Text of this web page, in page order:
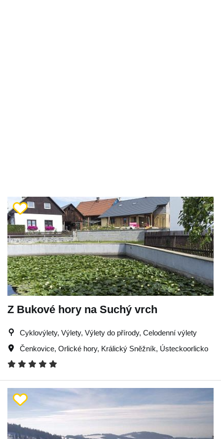
Z Bukové hory na Suchý vrch
Cyklovýlety, Výlety, Výlety do přírody, Celodenní výlety
Čenkovice, Orlické hory, Králický Sněžník, Ústeckoorlicko